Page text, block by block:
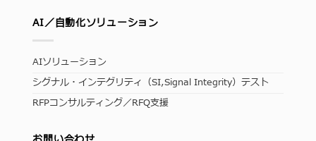
AI／自動化ソリューション
AIソリューション
シグナル・インテグリティ（SI,Signal Integrity）テスト
RFPコンサルティング／RFQ支援